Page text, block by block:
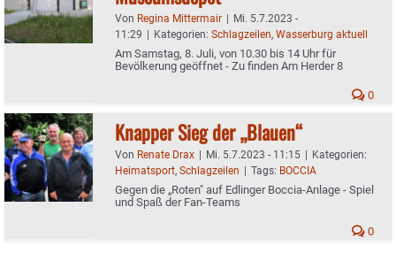
Von Regina Mittermair | Mi. 5.7.2023 -
11:29 | Kategorien: Schlagzeilen, Wasserburg aktuell
Am Samstag, 8. Juli, von 10.30 bis 14 Uhr für
Bevölkerung geöffnet - Zu finden Am Herder 8
0
Knapper Sieg der „Blauen“
Von Renate Drax | Mi. 5.7.2023 - 11:15 | Kategorien:
Heimatsport, Schlagzeilen | Tags: BOCCIA
Gegen die „Roten" auf Edlinger Boccia-Anlage - Spiel
und Spaß der Fan-Teams
0